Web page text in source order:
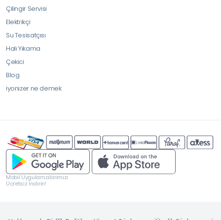
Çilingir Servisi
Elektrikçi
Su Tesisatçısı
Halı Yıkama
Çekici
Blog
iyonizer ne demek
Mobil Uygulamalarımızı
Ücretsiz İndirin!